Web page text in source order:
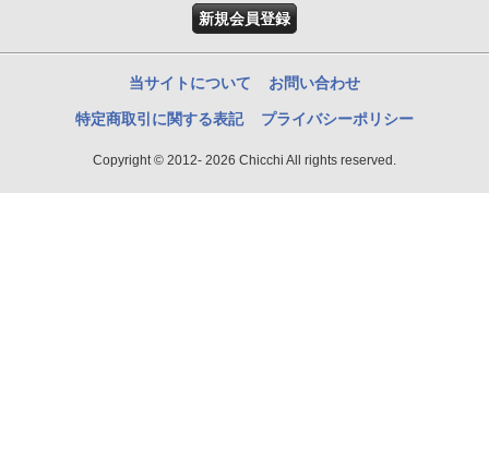
新規会員登録
当サイトについて お問い合わせ
特定商取引に関する表記 プライバシーポリシー
Copyright © 2012- 2026 Chicchi All rights reserved.